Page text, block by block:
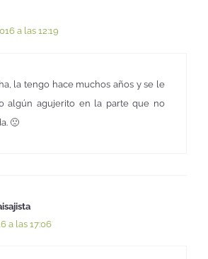
a las 12:19
la tengo hace muchos años y se le
algún agujerito en la parte que no
🙁
a las 17:06